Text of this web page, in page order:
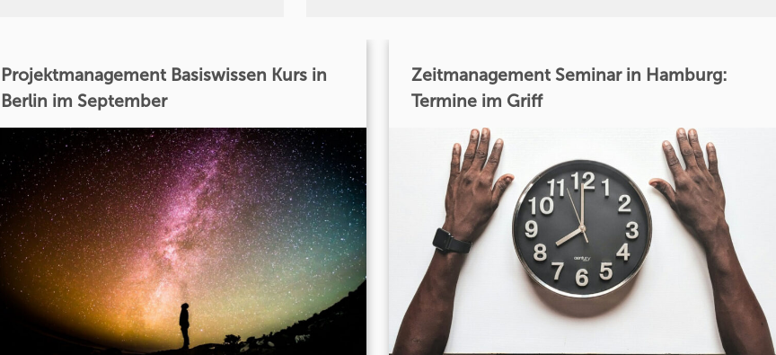
Projektmanagement Basiswissen Kurs in
Berlin im September
Zeitmanagement Seminar in Hamburg:
Termine im Griff